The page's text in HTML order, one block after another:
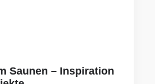
Saunen – Inspiration